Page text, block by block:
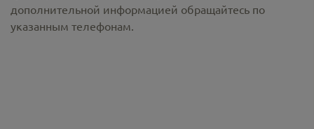
дополнительной информацией обращайтесь по
указанным телефонам.